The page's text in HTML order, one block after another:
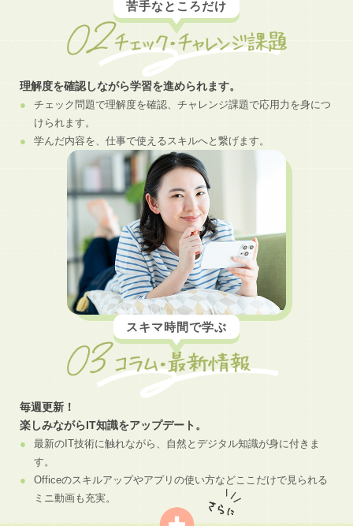
苦手なところだけ
理解度を確認しながら学習を進められます。
チェック問題で理解度を確認、チャレンジ課題で応用力を身につ
けられます。
学んだ内容を、仕事で使えるスキルへと繋げます。
スキマ時間で学ぶ
毎週更新！
楽しみながらIT知識をアップデート。
最新のIT技術に触れながら、自然とデジタル知識が身に付きま
す。
Officeのスキルアップやアプリの使い方などここだけで見られる
ミニ動画も充実。